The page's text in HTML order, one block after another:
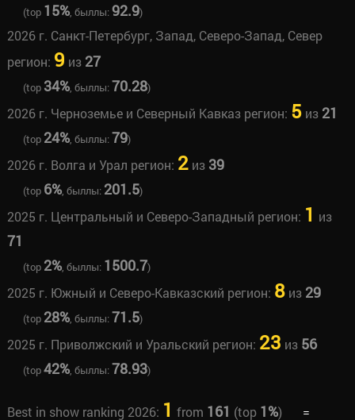
(top 15%, быллы:92.9)
2026 г. Санкт-Петербург, Запад, Северо-Запад, Север
регион: 9 из 27
(top 34%, быллы:70.28)
2026 г. Черноземье и Северный Кавказ регион: 5из 21
(top 24%, быллы:79)
2026 г. Волга и Урал регион: 2из 39
(top 6%, быллы: 201.5)
2025 г. Центральный и Северо-Западный регион: 1 из
71
(top 2%, быллы: 1500.7)
2025 г. Южный и Северо-Кавказский регион: 8из 29
(top 28%, быллы:71.5)
2025 г. Приволжский и Уральский регион: 23 из 56
(top42%, быллы:78.93)
Best in show ranking 2026: 1 from 161 (top 1%)
=